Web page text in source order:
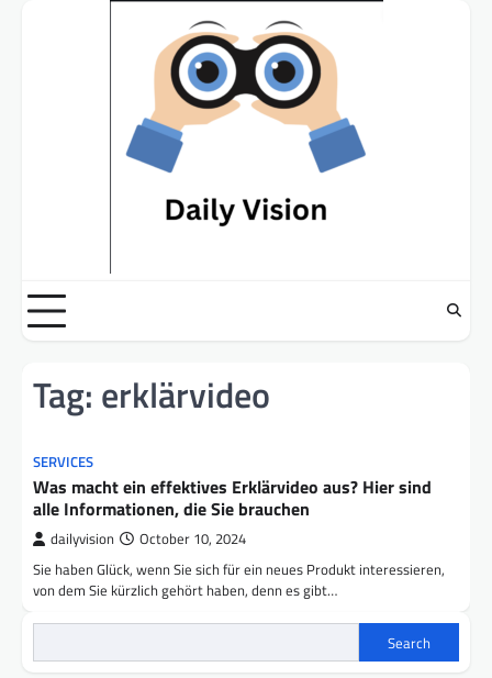
Tag: erklärvideo
SERVICES
Was macht ein effektives Erklärvideo aus? Hier sind
alle Informationen, die Sie brauchen
dailyvision October 10, 2024
Sie haben Glück, wenn Sie sich für ein neues Produkt interessieren,
von dem Sie kürzlich gehört haben, denn es gibt…
Search